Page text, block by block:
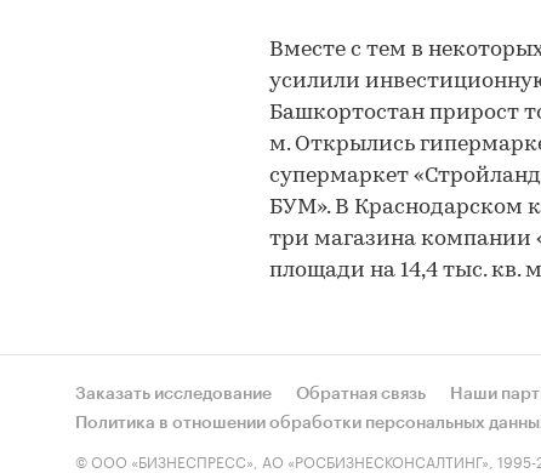
Вместе с тем в
усилили
Башкортостан прирост
м. Открылись
супермаркет
БУМ». В Краснодарском
три магазина компании
площади на 14,4 тыс. кв.
Заказать исследование Обратная связь Наши
Политика в отношении обработки персональных
© ООО «БИЗНЕСПРЕСС», АО «РОСБИЗНЕСКОНСАЛТИНГ», 1995-